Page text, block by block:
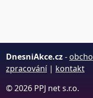
DnesniAkce.cz-
zpracování| kontakt
© 2026 PPJ net s.r.o.